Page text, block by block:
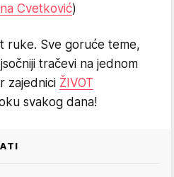
Cvetković)
ruke. Sve goruće teme,
tračevi na jednom
zajednici ŽIVOT
svakog dana!